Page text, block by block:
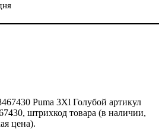
Puma 3Xl Голубой артикул
штрихкод товара (в наличии,
цена).